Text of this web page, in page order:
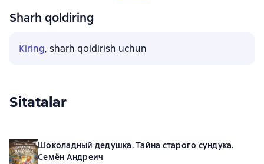
Sharh qoldiring
Kiring, sharh qoldirish uchun
Sitatalar
Шоколадный дедушка. Тайна старого сундука.
Семён Андреич